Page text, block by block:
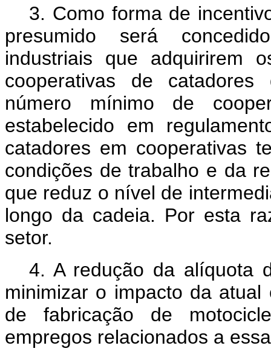
3. Como forma de
presumido será
industriais que adquirirem
cooperativas de
número mínimo de
estabelecido em
catadores em cooperativas
condições de trabalho e da
que reduz o nível de
longo da cadeia. Por esta
setor.
4. A redução da alíquota
minimizar o impacto da
de fabricação de
empregos relacionados a